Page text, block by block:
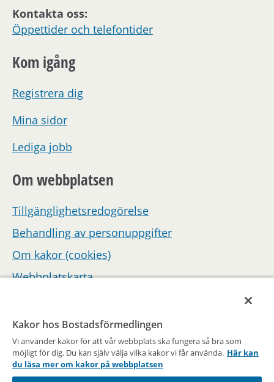
Kontakta oss:
Öppettider och telefontider
Kom igång
Registrera dig
Mina sidor
Lediga jobb
Om webbplatsen
Tillgänglighetsredogörelse
Behandling av personuppgifter
Om kakor (cookies)
Webbplatskarta
Kakor hos Bostadsförmedlingen
Vi använder kakor för att vår webbplats ska fungera så bra som
möjligt för dig. Du kan själv välja vilka kakor vi får använda. Här kan
du läsa mer om kakor på webbplatsen